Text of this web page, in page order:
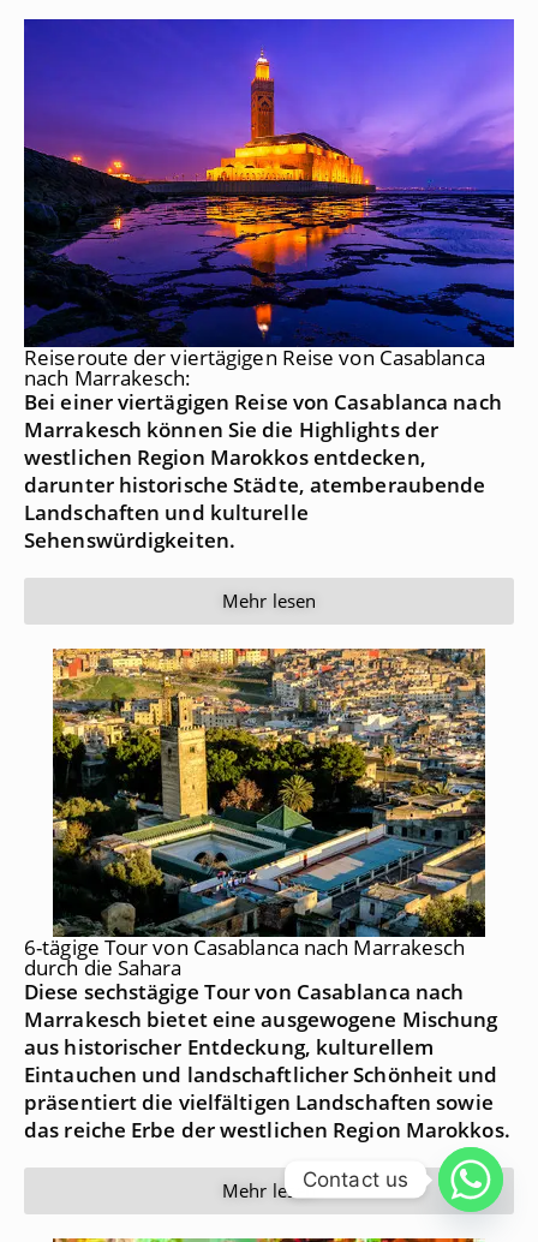
Reiseroute der viertägigen Reise von Casablanca
nach Marrakesch:
Bei einer viertägigen Reise von Casablanca nach
Marrakesch können Sie die Highlights der
westlichen Region Marokkos entdecken,
darunter historische Städte, atemberaubende
Landschaften und kulturelle
Sehenswürdigkeiten.
Mehr lesen
6-tägige Tour von Casablanca nach Marrakesch
durch die Sahara
Diese sechstägige Tour von Casablanca nach
Marrakesch bietet eine ausgewogene Mischung
aus historischer Entdeckung, kulturellem
Eintauchen und landschaftlicher Schönheit und
präsentiert die vielfältigen Landschaften sowie
das reiche Erbe der westlichen Region Marokkos.
Mehr lesenContact us